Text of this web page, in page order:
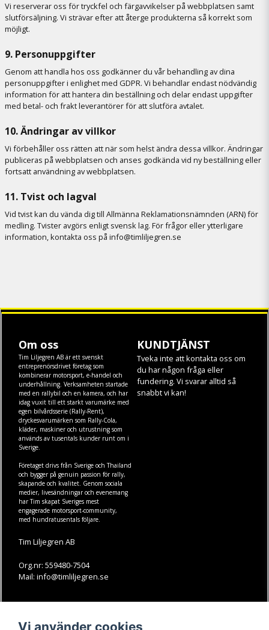
Vi reserverar oss för tryckfel och färgavvikelser på webbplatsen samt
slutförsäljning. Vi strävar efter att återge produkterna så korrekt som
möjligt.
9. Personuppgifter
Genom att handla hos oss godkänner du vår behandling av dina
personuppgifter i enlighet med GDPR. Vi behandlar endast nödvändig
information för att hantera din beställning och delar endast uppgifter
med betal- och frakt leverantörer för att slutföra avtalet.
10. Ändringar av villkor
Vi förbehåller oss rätten att när som helst ändra dessa villkor. Ändringar
publiceras på webbplatsen och anses godkända vid ny beställning eller
fortsatt användning av webbplatsen.
11. Tvist och lagval
Vid tvist kan du vända dig till Allmänna Reklamationsnämnden (ARN) för
medling. Tvister avgörs enligt svensk lag. För frågor eller ytterligare
information, kontakta oss på info@timliljegren.se
Om oss
Tim Liljegren AB är ett svenskt
entreprenörsdrivet företag som
kombinerar motorsport, e-handel och
underhållning. Verksamheten startade
med en rallybil och en kamera, och har
idag vuxit till ett starkt varumärke med
egen bilvårdsserie (Rally-Rent),
dryckesvarumärken som Rally-Cola,
kläder, maskineroch utrustning som
används av tusentals kunder runt om i
Sverige.
Företaget drivs från Sverige och Thailand
och bygger på genuin passion för rally,
skapande och kvalitet. Genom sociala
medier, livesändningar och evenemang
har Tim skapat Sveriges mest
engagerade motorsport-community,
med hundratusentals följare.
Tim Liljegren AB
Org.nr: 559480-7504
Mail: info@timliljegren.se
KUNDTJÄNST
Tveka inte att kontakta oss om
du har någon fråga eller
fundering. Vi svarar alltid så
snabbt vi kan!
Vi använder cookies